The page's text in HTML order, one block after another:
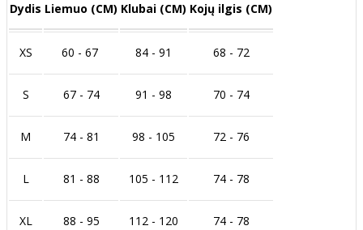
Dydis Liemuo (CM) Klubai (CM) Kojų ilgis (CM)
XS 60 - 67 84 - 91 68 - 72
S 67 - 74 91 - 98 70 - 74
M 74 - 81 98 - 105 72 - 76
L 81 - 88 105 - 112 74 - 78
XL 88 - 95 112 - 120 74 - 78